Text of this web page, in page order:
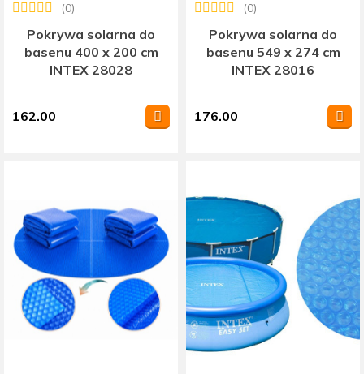
Pokrywa solarna do
basenu 400 x 200 cm
INTEX 28028
(0)
162.00
Pokrywa solarna do
basenu 549 x 274 cm
INTEX 28016
(0)
176.00